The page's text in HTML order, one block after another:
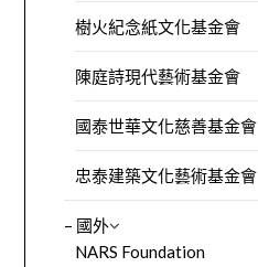
樹火紀念紙文化基金會
陳庭詩現代藝術基金會
國泰世華文化慈善基金會
忠泰建築文化藝術基金會
– 國外
NARS Foundation